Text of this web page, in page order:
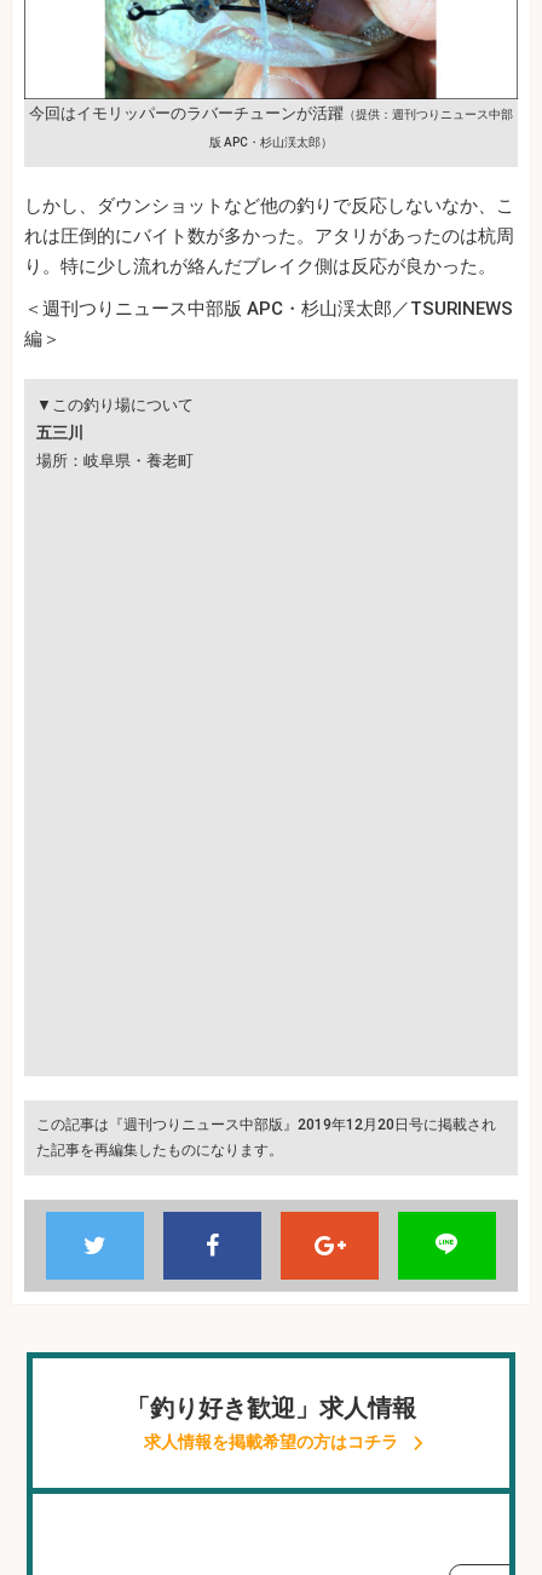
今回はイモリッパーのラバーチューンが活躍 （提供：週刊つりニュース中部
版 APC・杉山渓太郎）
しかし、ダウンショットなど他の釣りで反応しないなか、こ
れは圧倒的にバイト数が多かった。アタリがあったのは杭周
り。特に少し流れが絡んだブレイク側は反応が良かった。
＜週刊つりニュース中部版 APC・杉山渓太郎／TSURINEWS
編＞
▼この釣り場について
五三川
場所：岐阜県・養老町
この記事は『週刊つりニュース中部版』2019年12月20日号に掲載され
た記事を再編集したものになります。
「釣り好き歓迎」求人情報
求人情報を掲載希望の方はコチラ